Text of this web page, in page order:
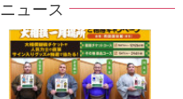
ュース